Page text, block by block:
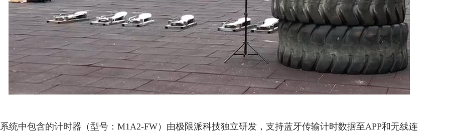
系统中包含的计时器（型号：M1A2-FW）由极限派科技独立研发，支持蓝牙传输计时数据至APP和无线连